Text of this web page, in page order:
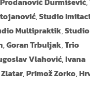
,Studio
Multipraktik,Studio
,Goran Trbuljak,Trio
Vlahović,Ivana
,Primož Zorko,